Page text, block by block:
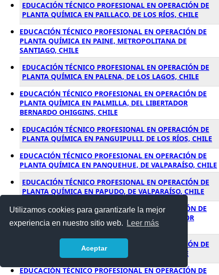
Utilizamos cookies para garantizarle la mejor
experiencia en nuestro sitio web.
Leer más
Aceptar
EDUCACIÓN TÉCNICO PROFESIONAL EN OPERACIÓN DE
PLANTA QUÍMICA EN PAILLACO, DE LOS RÍOS, CHILE
EDUCACIÓN TÉCNICO PROFESIONAL EN OPERACIÓN DE
PLANTA QUÍMICA EN PAINE, METROPOLITANA DE
SANTIAGO, CHILE
EDUCACIÓN TÉCNICO PROFESIONAL EN OPERACIÓN DE
PLANTA QUÍMICA EN PALENA, DE LOS LAGOS, CHILE
EDUCACIÓN TÉCNICO PROFESIONAL EN OPERACIÓN DE
PLANTA QUÍMICA EN PALMILLA, DEL LIBERTADOR
BERNARDO OHIGGINS, CHILE
EDUCACIÓN TÉCNICO PROFESIONAL EN OPERACIÓN DE
PLANTA QUÍMICA EN PANGUIPULLI, DE LOS RÍOS, CHILE
EDUCACIÓN TÉCNICO PROFESIONAL EN OPERACIÓN DE
PLANTA QUÍMICA EN PANQUEHUE, DE VALPARAÍSO, CHILE
EDUCACIÓN TÉCNICO PROFESIONAL EN OPERACIÓN DE
PLANTA QUÍMICA EN PAPUDO, DE VALPARAÍSO, CHILE
EDUCACIÓN TÉCNICO PROFESIONAL EN OPERACIÓN DE
PLANTA QUÍMICA EN PAREDONES, DEL LIBERTADOR
BERNARDO OHIGGINS, CHILE
EDUCACIÓN TÉCNICO PROFESIONAL EN OPERACIÓN DE
PLANTA QUÍMICA EN PARRAL, DEL MAULE, CHILE
EDUCACIÓN TÉCNICO PROFESIONAL EN OPERACIÓN DE